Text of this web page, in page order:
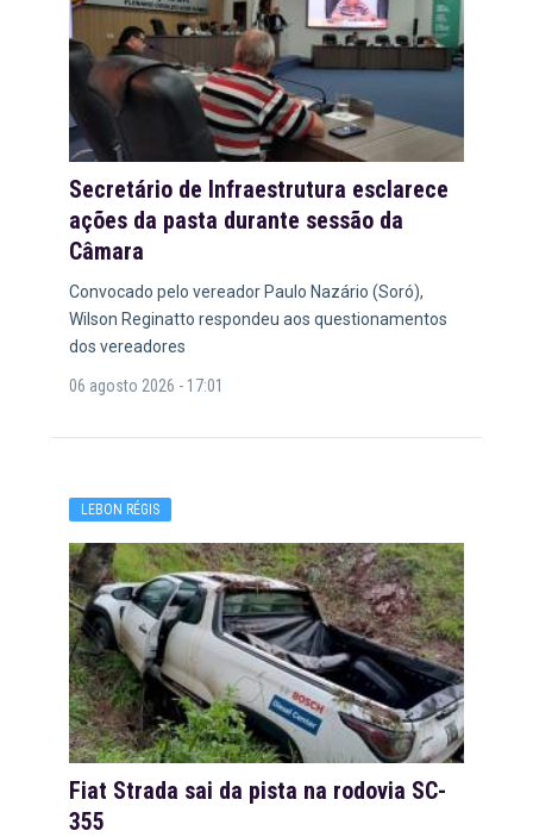
Secretário de Infraestrutura esclarece
ações da pasta durante sessão da
Câmara
Convocado pelo vereador Paulo Nazário (Soró),
Wilson Reginatto respondeu aos questionamentos
dos vereadores
06 agosto 2026 - 17:01
LEBON RÉGIS
Fiat Strada sai da pista na rodovia SC-
355